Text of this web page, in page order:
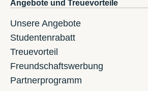
Angebote und Treuevorteile
Unsere Angebote
Studentenrabatt
Treuevorteil
Freundschaftswerbung
Partnerprogramm